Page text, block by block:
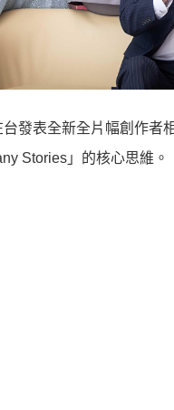
發表全新全片幅創作者
Stories」的核心思維。